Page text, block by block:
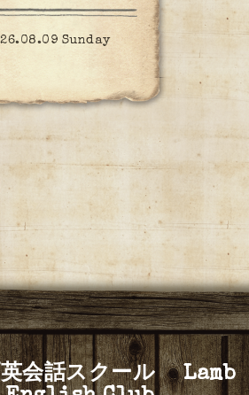
Sunday
会話スクール Lamb